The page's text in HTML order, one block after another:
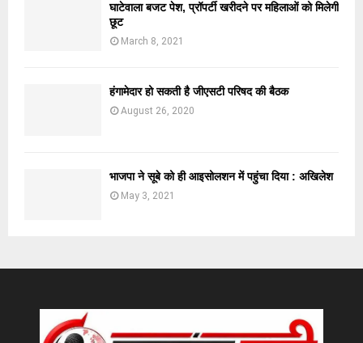
घाटेवाला बजट पेश, प्रॉपर्टी खरीदने पर महिलाओं को मिलेगी
छूट
March 8, 2021
हंगामेदार हो सकती है जीएसटी परिषद की बैठक
August 26, 2020
भाजपा ने सूबे को ही आइसोलशन में पहुंचा दिया : अखिलेश
May 3, 2021